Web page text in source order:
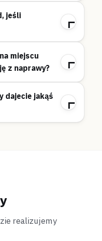
jeśli
miejscu
z naprawy?
dajecie jakąś
realizujemy